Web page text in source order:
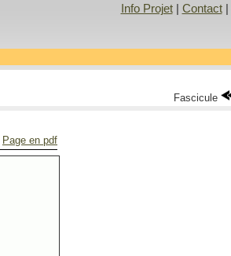
Info Projet| Contact|
Fascicule
Page en pdf